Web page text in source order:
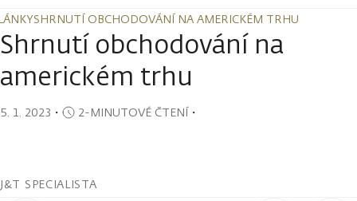
SHRNUTÍ OBCHODOVÁNÍ NA AMERICKÉM TRHU
Shrnutí obchodování na
americkém trhu
5. 1. 2023 ・ 2-MINUTOVÉ ČTENÍ・
J&T SPECIALISTA